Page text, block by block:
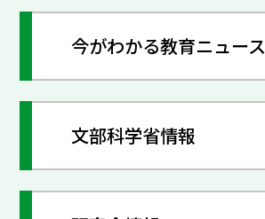
今がわかる教育ニュース
文部科学省情報